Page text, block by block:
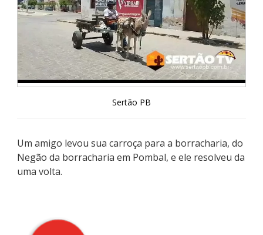
Sertão PB
Um amigo levou sua carroça para a borracharia, do
Negão da borracharia em Pombal, e ele resolveu da
uma volta.